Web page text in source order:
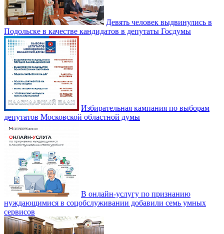
Девять человек выдвинулись в
Подольске в качестве кандидатов в депутаты Госдумы
Избирательная кампания по выборам
депутатов Московской областной думы
В онлайн-услугу по признанию
нуждающимися в соцобслуживании добавили семь умных
сервисов